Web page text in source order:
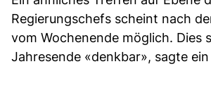
Regierungschefs scheint nach
vom Wochenende möglich. Dies
Jahresende «denkbar», sagte ein